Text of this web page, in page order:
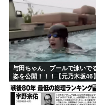
与田ちゃん、プールで泳いで
姿を公開！！！【元乃木坂46】